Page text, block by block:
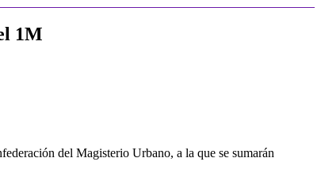
1M
del Magisterio Urbano, a la que se sumarán